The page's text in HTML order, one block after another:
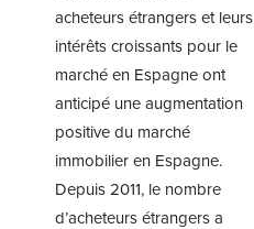
acheteurs étrangers et leurs
intérêts croissants pour le
marché en Espagne ont
anticipé une augmentation
positive du marché
immobilier en Espagne.
Depuis 2011, le nombre
d’acheteurs étrangers a